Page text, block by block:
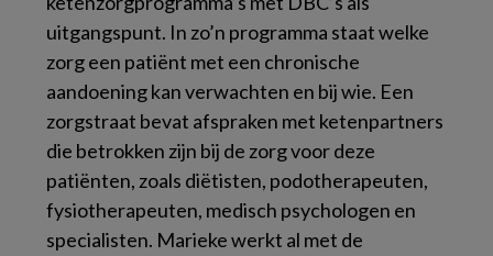
uitgangspunt. In zo’n programma staat welke
zorg een patiënt met een chronische
aandoening kan verwachten en bij wie. Een
zorgstraat bevat afspraken met ketenpartners
die betrokken zijn bij de zorg voor deze
patiënten, zoals diëtisten, podotherapeuten,
fysiotherapeuten, medisch psychologen en
specialisten. Marieke werkt al met de